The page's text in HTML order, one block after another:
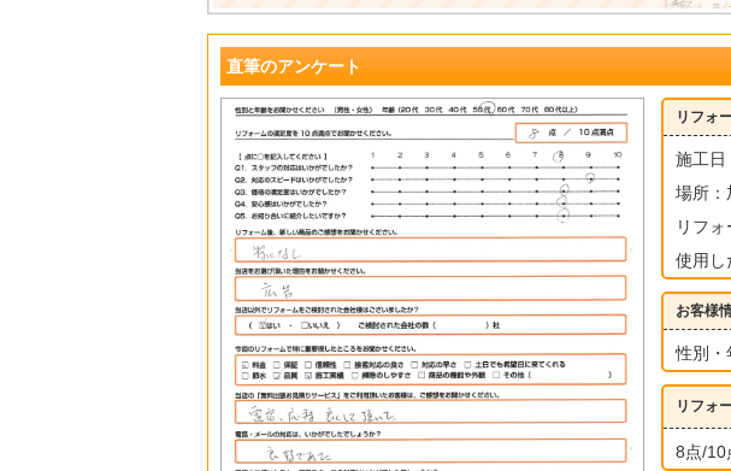
直筆のアンケート
リフォ
施工日
場所：
リフ
使用し
お客様
性別・
リフォ
8点/10